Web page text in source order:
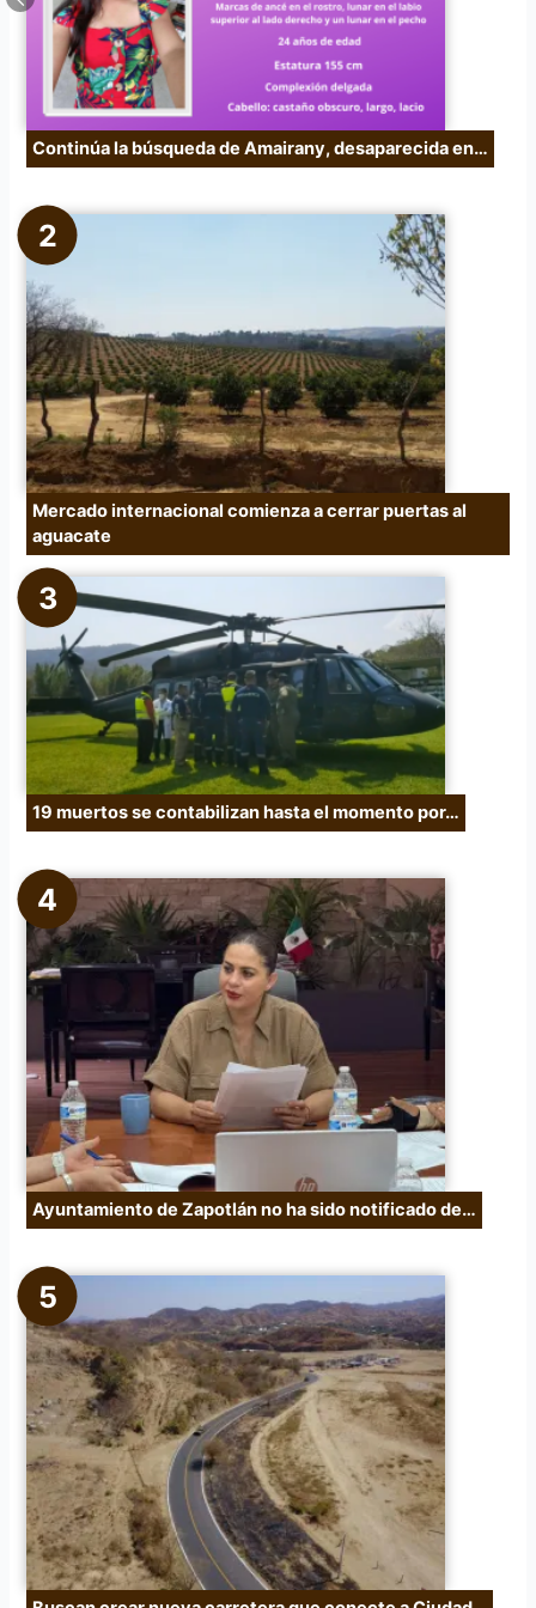
:
Continúa la búsqueda de Amairany, desaparecida en…
Mercado internacional comienza a cerrar puertas al
aguacate
19 muertos se contabilizan hasta el momento por…
Ayuntamiento de Zapotlán no ha sido notificado de…